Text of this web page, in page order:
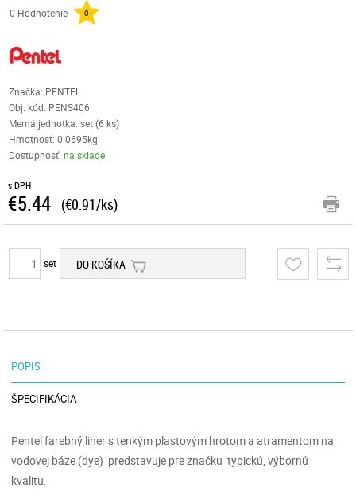
0 Hodnotenie 0
Značka: PENTEL
Obj. kód: PENS406
Merná jednotka: set (6 ks)
Hmotnosť: 0.0695kg
Dostupnosť:na sklade
s DPH
€5.44 (€0.91/ks)
set DO KOŠÍKA
POPIS
ŠPECIFIKÁCIA
Pentel farebný liner s tenkým plastovým hrotom a atramentom na
vodovej báze (dye) predstavuje pre značku typickú, výbornú
kvalitu.